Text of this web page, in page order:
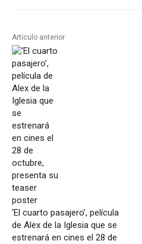
Artículo anterior
‘El cuarto pasajero’, película
de Alex de la Iglesia que se
estrenará en cines el 28 de